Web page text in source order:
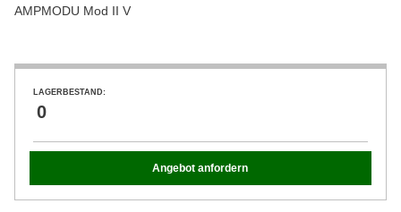
AMPMODU Mod II V
LAGERBESTAND:
0
Angebot anfordern